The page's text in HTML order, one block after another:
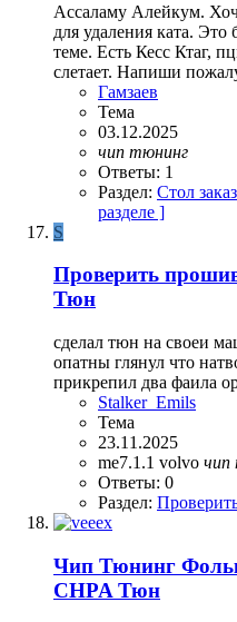
Ассаламу Алейкум.
для удаления ката. Это
теме. Есть Кесс Ктаг,
слетает. Напиши
Гамзаев
Тема
03.12.2025
чип тюнинг
Ответы: 1
Раздел: Стол
разделе ]
S
Проверить
Тюн
сделал тюн на своеи
опатны глянул что
прикрепил два фаила
Stalker_Emils
Тема
23.11.2025
me7.1.1 volvo чип
Ответы: 0
Раздел:
Чип Тюнинг
CHPA Тюн